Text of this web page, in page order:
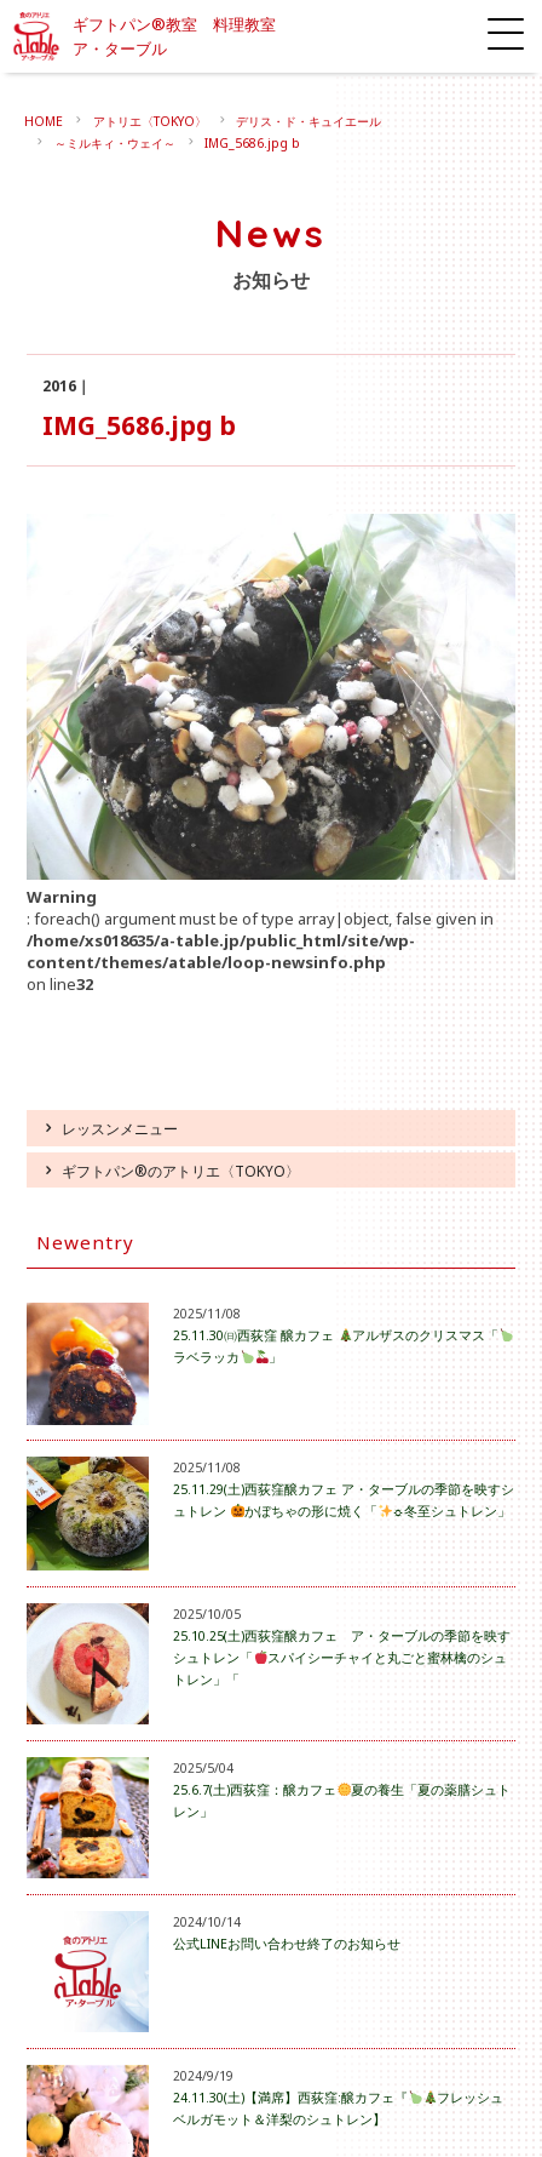
ギフトパン®教室 料理教室
ア・ターブル
HOME アトリエ〈TOKYO〉
デリス・ド・キュイエール
～ミルキィ・ウェイ～
IMG_5686.jpg b
News
お知らせ
2016｜
IMG_5686.jpg b
Warning
: foreach() argument must be of type array|object, false given in
/home/xs018635/a-table.jp/public_html/site/wp-
content/themes/atable/loop-newsinfo.php
on line32
レッスンメニュー
ギフトパン®のアトリエ〈TOKYO〉
Newentry
2025/11/08
25.11.30㈰西荻窪 醸カフェ
アルザスのクリスマス「
ラベラッカ
」
2025/11/08
25.11.29(土)西荻窪醸カフェ ア・ターブルの季節を映すシ
ュトレン
かぼちゃの形に焼く「 ☼冬至シュトレン」
2025/10/05
25.10.25(土)西荻窪醸カフェ ア・ターブルの季節を映す
シュトレン「
スパイシーチャイと丸ごと蜜林檎のシュ
トレン」「
2025/5/04
25.6.7(土)西荻窪：醸カフェ
夏の養生「夏の薬膳シュト
レン」
2024/10/14
公式LINEお問い合わせ終了のお知らせ
2024/9/19
24.11.30(土)【満席】西荻窪:醸カフェ『
フレッシュ
ベルガモット＆洋梨のシュトレン】